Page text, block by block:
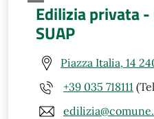
Edilizia privata
SUAP
Piazza Italia, 14
+39 035 718111